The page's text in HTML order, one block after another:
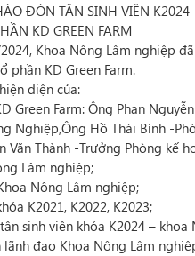
ĐÓN TÂN SINH VIÊN
KD GREEN FARM
Khoa Nông Lâm nghiệp
phần KD Green Farm.
diện của:
Green Farm: Ông Phan
Nghiệp,Ông Hồ Thái Bình -
Văn Thành -Trưởng Phòng kế
Lâm nghiệp;
Nông Lâm nghiệp;
K2021, K2022, K2023;
sinh viên khóa K2024 –
đạo Khoa Nông Lâm